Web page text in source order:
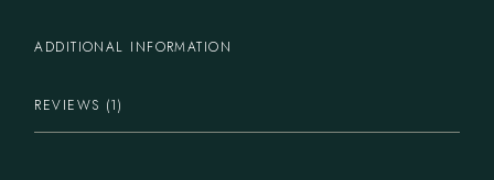
ADDITIONAL INFORMATION
REVIEWS (1)